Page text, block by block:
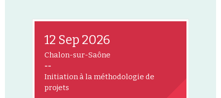
12 Sep 2026
Chalon-sur-Saône
--
Initiation à la méthodologie de
projets